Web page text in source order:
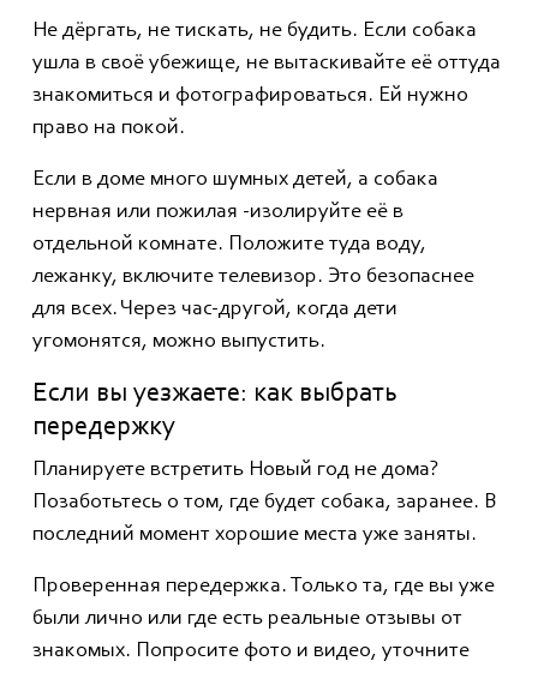
Не дёргать, не тискать, не будить. Если собака
ушла в своё убежище, не вытаскивайте её оттуда
знакомиться и фотографироваться. Ей нужно
право на покой.
Если в доме много шумных детей, а собака
нервная или пожилая -изолируйте её в
отдельной комнате. Положите туда воду,
лежанку, включите телевизор. Это безопаснее
для всех. Через час-другой, когда дети
угомонятся, можно выпустить.
Если вы уезжаете: как выбрать
передержку
Планируете встретить Новый год не дома?
Позаботьтесь о том, где будет собака, заранее. В
последний момент хорошие места уже заняты.
Проверенная передержка. Только та, где вы уже
были лично или где есть реальные отзывы от
знакомых. Попросите фото и видео, уточните